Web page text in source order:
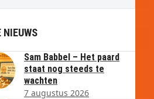
Sam Babbel – Het paard
staat nog steeds te
wachten
7 augustus 2026